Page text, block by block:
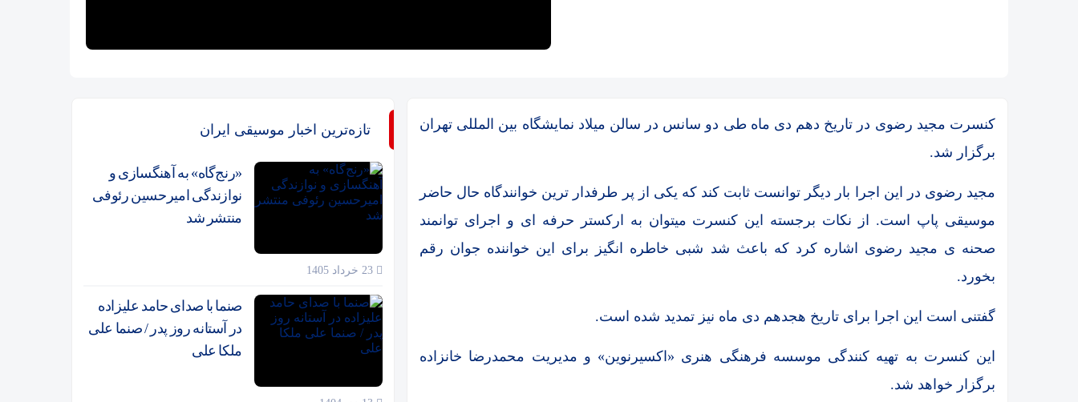
کنسرت مجید رضوی در تاریخ دهم دی ماه طی دو سانس در سالن میلاد نمایشگاه بین المللی تهران
برگزار شد.
مجید رضوی در این اجرا بار دیگر توانست ثابت کند که یکی از پر طرفدار ترین خوانندگاه حال حاضر
موسیقی پاپ است. از نکات برجسته این کنسرت میتوان به ارکستر حرفه ای و اجرای توانمند
صحنه ی مجید رضوی اشاره کرد که باعث شد شبی خاطره انگیز برای این خواننده جوان رقم
بخورد.
گفتنی است این اجرا برای تاریخ هجدهم دی ماه نیز تمدید شده است.
این کنسرت به تهیه کنندگی موسسه فرهنگی هنری «اکسیرنوین» و مدیریت محمدرضا خانزاده
برگزار خواهد شد.
تازه‌ترین اخبار موسیقی ایران
«رنج‌گاه» به آهنگسازی و
نوازندگی امیرحسین رئوفی
منتشر شد
صنما با صدای حامد علیزاده
در آستانه روز پدر / صنما علی
ملکا علی